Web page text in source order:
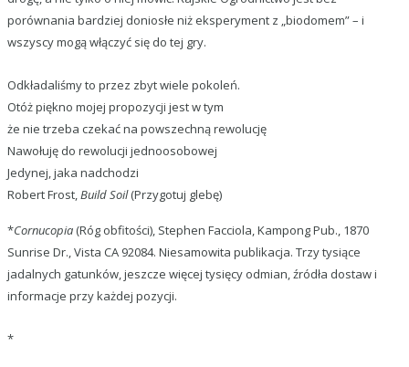
porównania bardziej doniosłe niż eksperyment z „biodomem” – i
wszyscy mogą włączyć się do tej gry.
Odkładaliśmy to przez zbyt wiele pokoleń.
Otóż piękno mojej propozycji jest w tym
że nie trzeba czekać na powszechną rewolucję
Nawołuję do rewolucji jednoosobowej
Jedynej, jaka nadchodzi
Robert Frost,Build Soil(Przygotuj glebę)
*Cornucopia (Róg obfitości), Stephen Facciola, Kampong Pub., 1870
Sunrise Dr., Vista CA 92084. Niesamowita publikacja. Trzy tysiące
jadalnych gatunków, jeszcze więcej tysięcy odmian, źródła dostaw i
informacje przy każdej pozycji.
*